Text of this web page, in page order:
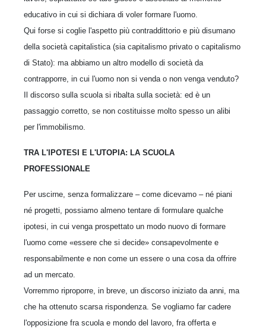
educativo in cui si dichiara di voler formare l'uomo.
Qui forse si coglie l'aspetto più contraddittorio e più disumano
della società capitalistica (sia capitalismo privato o capitalismo
di Stato): ma abbiamo un altro modello di società da
contrapporre, in cui l'uomo non si venda o non venga venduto?
Il discorso sulla scuola si ribalta sulla società: ed è un
passaggio corretto, se non costituisse molto spesso un alibi
per l'immobilismo.
TRA L'IPOTESI E L'UTOPIA: LA SCUOLA
PROFESSIONALE
Per uscirne, senza formalizzare – come dicevamo – né piani
né progetti, possiamo almeno tentare di formulare qualche
ipotesi, in cui venga prospettato un modo nuovo di formare
l'uomo come «essere che si decide» consapevolmente e
responsabilmente e non come un essere o una cosa da offrire
ad un mercato.
Vorremmo riproporre, in breve, un discorso iniziato da anni, ma
che ha ottenuto scarsa rispondenza. Se vogliamo far cadere
l'opposizione fra scuola e mondo del lavoro, fra offerta e